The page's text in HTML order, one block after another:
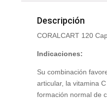
Descripción
CORALCART 120
Indicaciones:
Su combinación
articular, la vitamina
formación normal de